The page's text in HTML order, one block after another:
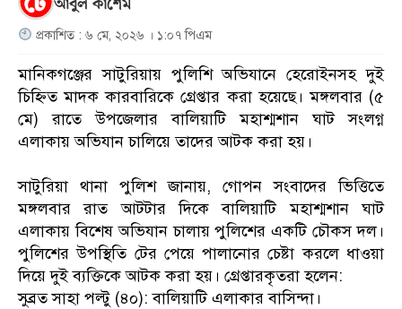
প্রকাশিত : ৬ মে, ২০২৬ । ১:০৭ পিএম
​মানিকগঞ্জের সাটুরিয়ায় পুলিশি অভিযানে হেরোইনসহ দুই
চিহ্নিত মাদক কারবারিকে গ্রেপ্তার করা হয়েছে। মঙ্গলবার (৫
মে) রাতে উপজেলার বালিয়াটি মহাশ্মশান ঘাট সংলগ্ন
এলাকায় অভিযান চালিয়ে তাদের আটক করা হয়।
​সাটুরিয়া থানা পুলিশ জানায়, গোপন সংবাদের ভিত্তিতে
মঙ্গলবার রাত আটটার দিকে বালিয়াটি মহাশ্মশান ঘাট
এলাকায় বিশেষ অভিযান চালায় পুলিশের একটি চৌকস দল।
পুলিশের উপস্থিতি টের পেয়ে পালানোর চেষ্টা করলে ধাওয়া
দিয়ে দুই ব্যক্তিকে আটক করা হয়। গ্রেপ্তারকৃতরা হলেন:
​সুব্রত সাহা পল্টু (৪০): বালিয়াটি এলাকার বাসিন্দা।